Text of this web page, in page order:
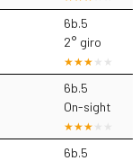
6b.5
2° giro
6b.5
On-sight
6b.5